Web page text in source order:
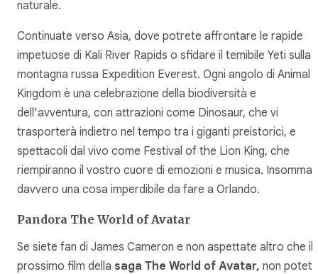
naturale.
Continuate verso Asia, dove potrete affrontare le rapide
impetuose di Kali River Rapids o sfidare il temibile Yeti sulla
montagna russa Expedition Everest. Ogni angolo di Animal
Kingdom è una celebrazione della biodiversità e
dell’avventura, con attrazioni come Dinosaur, che vi
trasporterà indietro nel tempo tra i giganti preistorici, e
spettacoli dal vivo come Festival of the Lion King, che
riempiranno il vostro cuore di emozioni e musica. Insomma
davvero una cosa imperdibile da fare a Orlando.
Pandora The World of Avatar
Se siete fan di James Cameron e non aspettate altro che il
prossimo film della saga The World of Avatar, non potete